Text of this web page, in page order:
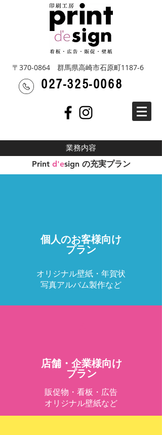
027-325-0068
〒370-0864 群馬県高崎市石原町1187-6
​個人のお客様向け
プラン
オリジナル壁紙・ 年賀状
写真アルバム製作など
店舗・企業様向け
プラン
販促物・ 看板・広告
​オリジナル壁紙など
Print d'esign の充実プラン
業務内容